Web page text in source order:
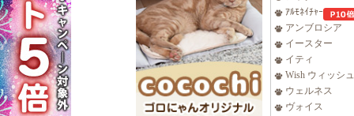
ｱﾙﾓﾈｲﾁｬｰ
アンブロシア
イースター
イティ
Wish ウィッシュ
ウェルネス
ヴォイス